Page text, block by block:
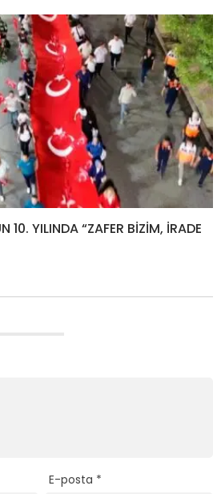
10. YILINDA “ZAFER BİZİM, İRADE
E-posta *